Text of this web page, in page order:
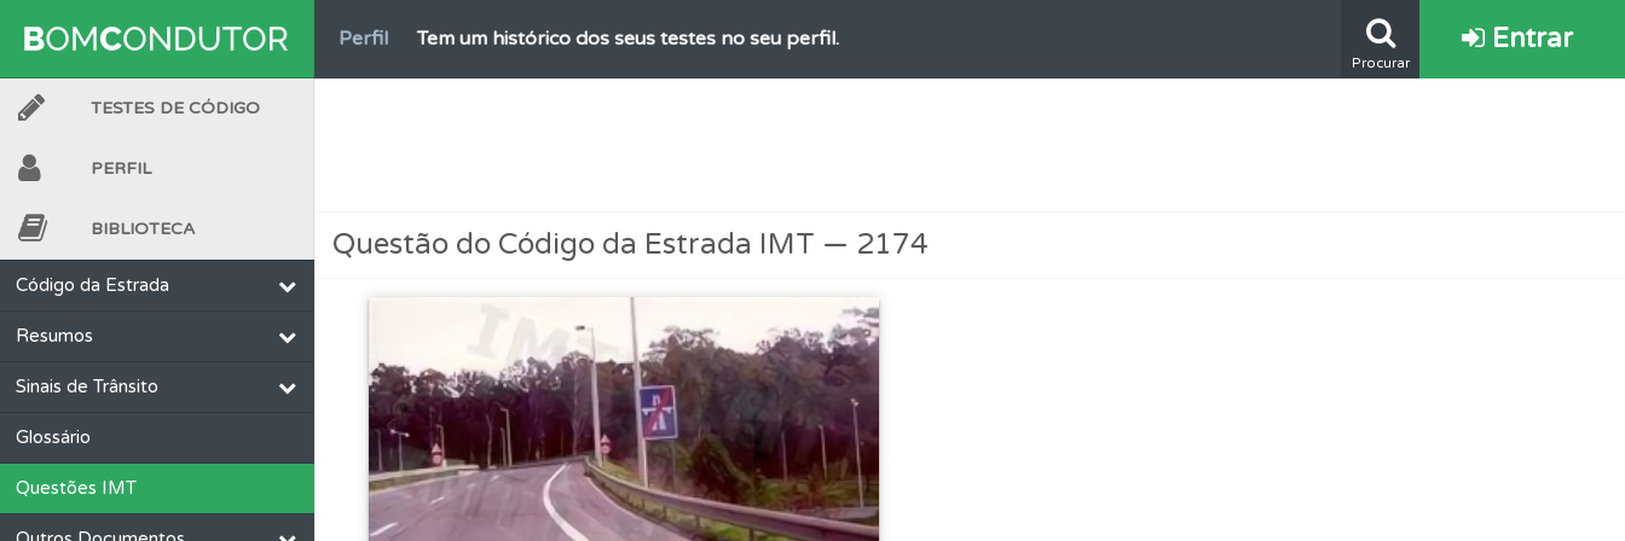
Perfil Tem um histórico dos seus testes no seu perfil.
Use os atalhos de teclado para responder aos testes mais rapidamente.
Biblioteca Consulte o código da estrada na nossa biblioteca.
Veja o nível de dificuldade do teste quando o termina.
Procurar
Entrar
TESTES DE CÓDIGO
PERFIL
BIBLIOTECA
Código da Estrada
Resumos
Sinais de Trânsito
Glossário
Questões IMT
Questão do Código da Estrada IMT — 2174